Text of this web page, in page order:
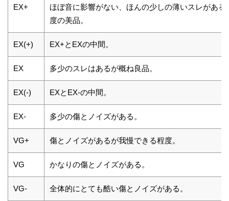
EX+
ほぼ音に影響がない、ほんの少しの薄いスレがある
度の美品。
EX(+) EX+とEXの中間。
EX 多少のスレはあるが概ね良品。
EX(-) EXとEX-の中間。
EX- 多少の傷とノイズがある。
VG+ 傷とノイズがあるが我慢できる程度。
VG かなりの傷とノイズがある。
VG- 全体的にとても酷い傷とノイズがある。